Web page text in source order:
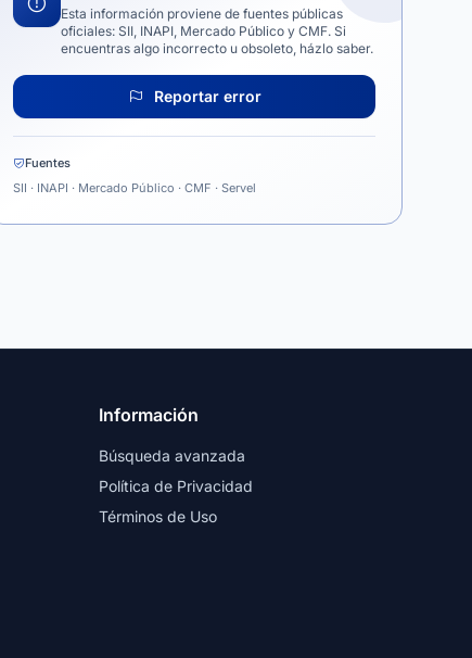
Esta información proviene de fuentes públicas
oficiales: SII, INAPI, Mercado Público y CMF. Si
encuentras algo incorrecto u obsoleto, házlo saber.
Reportar error
Fuentes
SII · INAPI · Mercado Público · CMF · Servel
Información
Búsqueda avanzada
Política de Privacidad
Términos de Uso